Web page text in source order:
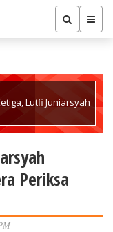
Lutfi Juniarsyah
Periksa